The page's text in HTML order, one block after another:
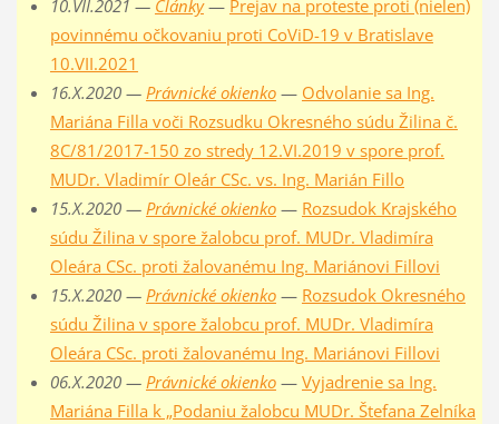
10.VII.2021 — Články— Prejav na proteste proti (nielen)
povinnému očkovaniu proti CoViD-19 v Bratislave
10.VII.2021
16.X.2020 — Právnické okienko— Odvolanie sa Ing.
Mariána Filla voči Rozsudku Okresného súdu Žilina č.
8C/81/2017-150 zo stredy 12.VI.2019 v spore prof.
MUDr. Vladimír Oleár CSc. vs. Ing. Marián Fillo
15.X.2020 — Právnické okienko— Rozsudok Krajského
súdu Žilina v spore žalobcu prof. MUDr. Vladimíra
Oleára CSc. proti žalovanému Ing. Mariánovi Fillovi
15.X.2020 — Právnické okienko— Rozsudok Okresného
súdu Žilina v spore žalobcu prof. MUDr. Vladimíra
Oleára CSc. proti žalovanému Ing. Mariánovi Fillovi
06.X.2020 — Právnické okienko— Vyjadrenie sa Ing.
Mariána Filla k „Podaniu žalobcu MUDr. Štefana Zelníka